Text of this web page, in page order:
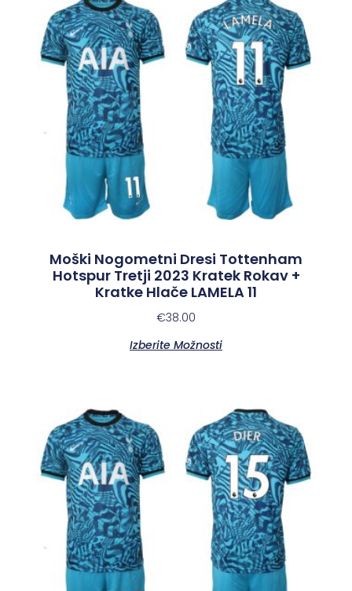
Moški Nogometni Dresi Tottenham
Hotspur Tretji 2023 Kratek Rokav +
Kratke Hlače LAMELA 11
€38.00
Izberite Možnosti